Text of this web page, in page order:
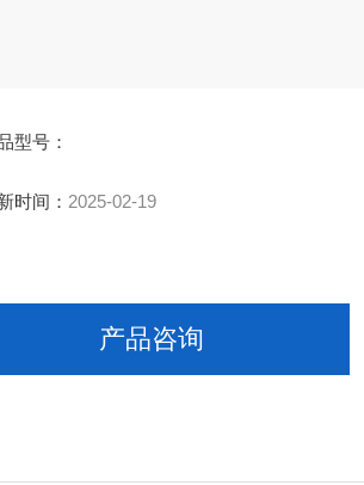
型号：
时间： 2025-02-19
产品咨询